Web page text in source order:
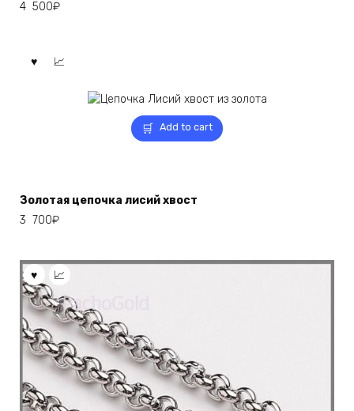
4 500₽
Add to cart
Золотая цепочка лисий хвост
3 700₽